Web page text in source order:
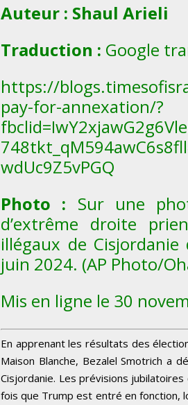
Auteur : Shaul Arieli
Traduction : Google
https://
pay-for-annexation/?
wdUc9Z5vPGQ
Photo : Sur une
d’extrême droite
illégaux de
juin 2024. (AP Photo/
Mis en ligne le 30
En apprenant les résultats des
Maison Blanche, Bezalel Smotrich a
Cisjordanie. Les prévisions
fois que Trump est entré en fonction,